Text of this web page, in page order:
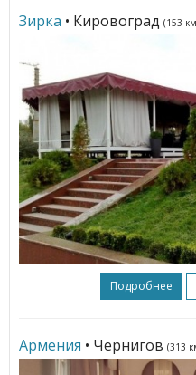
Зирка • Кировоград (153
Подробнее
Армения • Чернигов (313